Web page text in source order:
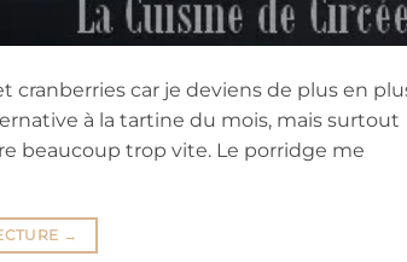
cranberries car je deviens de plus en
à la tartine du mois, mais surtout
beaucoup trop vite. Le porridge me
→